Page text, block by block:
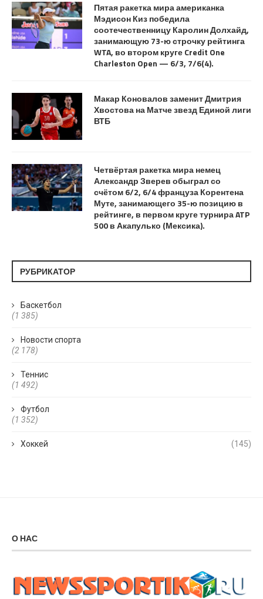
Пятая ракетка мира американка
Мэдисон Киз победила
соотечественницу Каролин Долхайд,
занимающую 73-ю строчку рейтинга
WTA, во втором круге Credit One
Charleston Open — 6/3, 7/6(4).
Макар Коновалов заменит Дмитрия
Хвостова на Матче звезд Единой лиги
ВТБ
Четвёртая ракетка мира немец
Александр Зверев обыграл со
счётом 6/2, 6/4 француза Корентена
Муте, занимающего 35-ю позицию в
рейтинге, в первом круге турнира ATP
500 в Акапулько (Мексика).
РУБРИКАТОР
Баскетбол
(1 385)
Новости спорта
(2 178)
Теннис
(1 492)
Футбол
(1 352)
Хоккей (145)
О НАС